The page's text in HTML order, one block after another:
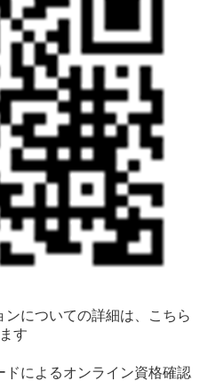
についての詳細は、
こちら
す
ドによるオンライン資格確認